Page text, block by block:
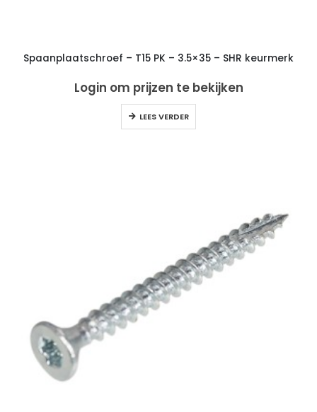
Spaanplaatschroef – T15 PK – 3.5×35 – SHR keurmerk
Login om prijzen te bekijken
LEES VERDER